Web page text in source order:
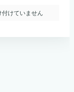
付けていません